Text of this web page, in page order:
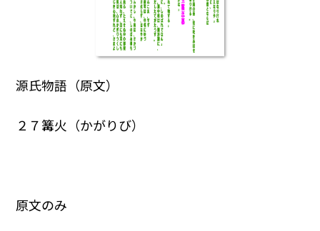
源氏物語（原文）
２７篝火（かがりび）
原文のみ